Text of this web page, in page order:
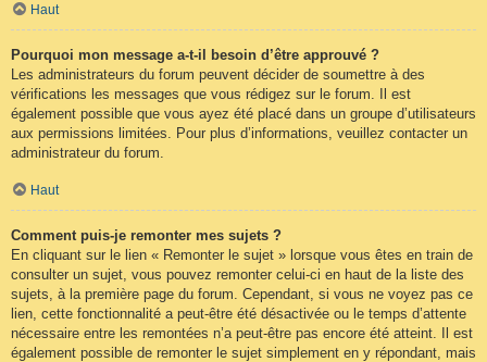
Haut
Pourquoi mon message a-t-il besoin d’être approuvé ?
Les administrateurs du forum peuvent décider de soumettre à des
vérifications les messages que vous rédigez sur le forum. Il est
également possible que vous ayez été placé dans un groupe d’utilisateurs
aux permissions limitées. Pour plus d’informations, veuillez contacter un
administrateur du forum.
Haut
Comment puis-je remonter mes sujets ?
En cliquant sur le lien « Remonter le sujet » lorsque vous êtes en train de
consulter un sujet, vous pouvez remonter celui-ci en haut de la liste des
sujets, à la première page du forum. Cependant, si vous ne voyez pas ce
lien, cette fonctionnalité a peut-être été désactivée ou le temps d’attente
nécessaire entre les remontées n’a peut-être pas encore été atteint. Il est
également possible de remonter le sujet simplement en y répondant, mais